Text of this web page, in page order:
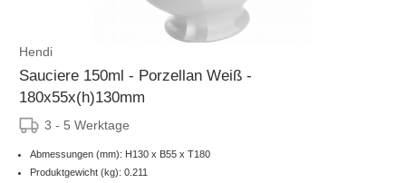
Hendi
Sauciere 150ml - Porzellan Weiß -
180x55x(h)130mm
3 - 5 Werktage
Abmessungen (mm): H130 x B55 x T180
Produktgewicht (kg): 0.211